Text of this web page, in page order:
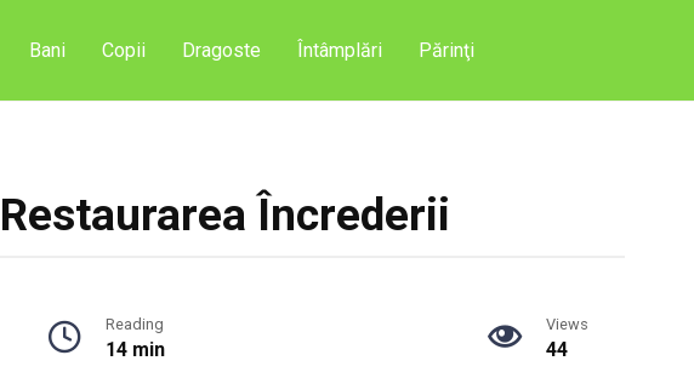
Bani Copii Dragoste Întâmplări Părinţi
Restaurarea Încrederii
Reading
14 min
Views
44